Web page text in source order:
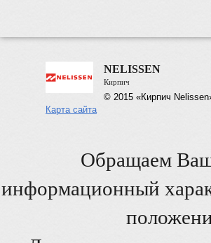
NELISSEN
Кирпич
© 2015 «Кирпич
Карта сайта
Обращаем
информационный